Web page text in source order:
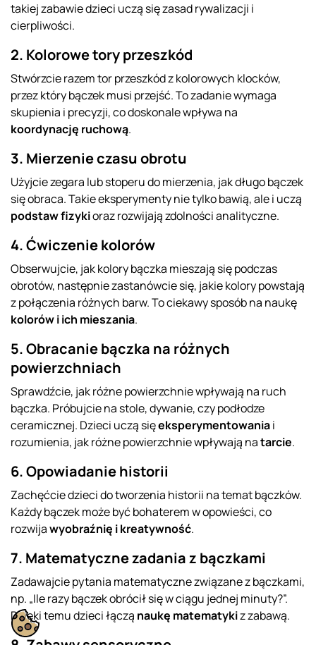
takiej zabawie dzieci uczą się zasad rywalizacji i
cierpliwości.
2. Kolorowe tory przeszkód
Stwórzcie razem tor przeszkód z kolorowych klocków,
przez który bączek musi przejść. To zadanie wymaga
skupienia i precyzji, co doskonale wpływa na
koordynację ruchową.
3. Mierzenie czasu obrotu
Użyjcie zegara lub stoperu do mierzenia, jak długo bączek
się obraca. Takie eksperymenty nie tylko bawią, ale i uczą
podstaw fizykioraz rozwijają zdolności analityczne.
4. Ćwiczenie kolorów
Obserwujcie, jak kolory bączka mieszają się podczas
obrotów, następnie zastanówcie się, jakie kolory powstają
z połączenia różnych barw. To ciekawy sposób na naukę
kolorów i ich mieszania.
5. Obracanie bączka na różnych
powierzchniach
Sprawdźcie, jak różne powierzchnie wpływają na ruch
bączka. Próbujcie na stole, dywanie, czy podłodze
ceramicznej. Dzieci uczą sięeksperymentowaniai
rozumienia, jak różne powierzchnie wpływają natarcie.
6. Opowiadanie historii
Zachęćcie dzieci do tworzenia historii na temat bączków.
Każdy bączek może być bohaterem w opowieści, co
rozwijawyobraźnię i kreatywność.
7. Matematyczne zadania z bączkami
Zadawajcie pytania matematyczne związane z bączkami,
np. „Ile razy bączek obrócił się w ciągu jednej minuty?”.
Dzięki temu dzieci łączą naukę matematykiz zabawą.